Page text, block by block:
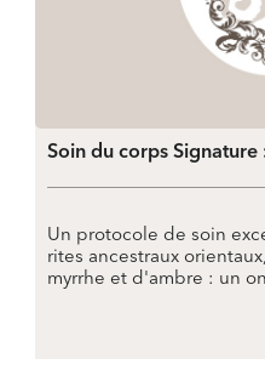
Soin du corps
Un protocole de soin
rites ancestraux
myrrhe et d'ambre : un